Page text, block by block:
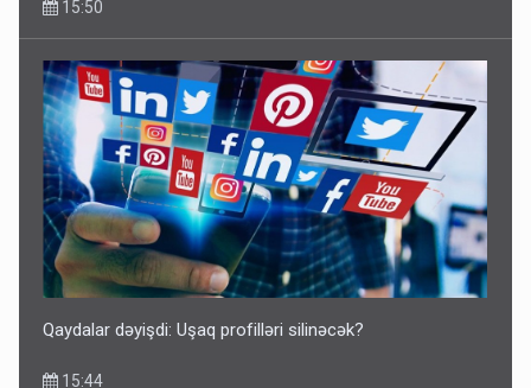
15:50
Qaydalar dəyişdi: Uşaq profilləri silinəcək?
15:44